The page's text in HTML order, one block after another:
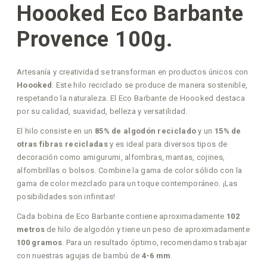
Hoooked Eco Barbante
Provence 100g.
Artesanía y creatividad se transforman en productos únicos con
Hoooked . Este hilo reciclado se produce de manera sostenible,
respetando la naturaleza. El Eco Barbante de Hoooked destaca
por su calidad, suavidad, belleza y versatilidad.
El hilo consiste en un 85% de algodón reciclado y un 15% de
otras fibras recicladasy es ideal para diversos tipos de
decoración como amigurumi, alfombras, mantas, cojines,
alfombrillas o bolsos. Combine la gama de color sólido con la
gama de color mezclado para un toque contemporáneo. ¡Las
posibilidades son infinitas!
Cada bobina de Eco Barbante contiene aproximadamente 102
metrosde hilo de algodón y tiene un peso de aproximadamente
100 gramos . Para un resultado óptimo, recomendamos trabajar
con nuestras agujas de bambú de 4-6 mm